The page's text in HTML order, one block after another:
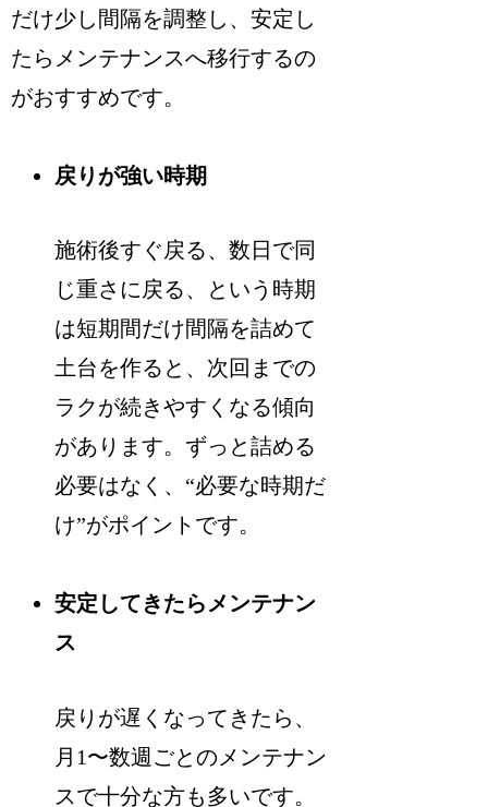
だけ少し間隔を調整し、安定し
たらメンテナンスへ移行するの
がおすすめです。
戻りが強い時期
施術後すぐ戻る、数日で同
じ重さに戻る、という時期
は短期間だけ間隔を詰めて
土台を作ると、次回までの
ラクが続きやすくなる傾向
があります。ずっと詰める
必要はなく、“必要な時期だ
け”がポイントです。
安定してきたらメンテナン
ス
戻りが遅くなってきたら、
月1〜数週ごとのメンテナン
スで十分な方も多いです。